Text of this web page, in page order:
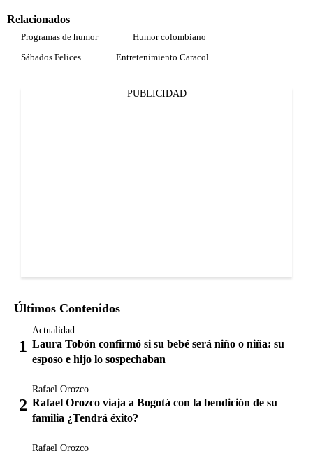
Relacionados
Programas de humor
Humor colombiano
Sábados Felices
Entretenimiento Caracol
PUBLICIDAD
Últimos Contenidos
Actualidad
Laura Tobón confirmó si su bebé será niño o niña: su
esposo e hijo lo sospechaban
Rafael Orozco
Rafael Orozco viaja a Bogotá con la bendición de su
familia ¿Tendrá éxito?
Rafael Orozco